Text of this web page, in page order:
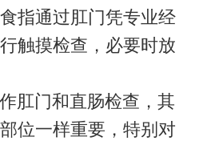
指通过肛门凭专业经
触摸检查，必要时放
肛门和直肠检查，其
位一样重要，特别对